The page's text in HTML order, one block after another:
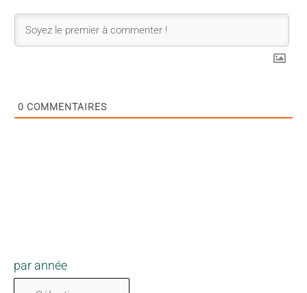
0 COMMENTAIRES
par année